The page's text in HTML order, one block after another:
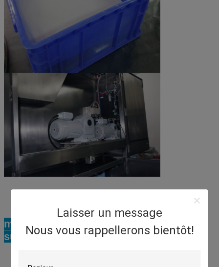
Laisser un message
Nous vous rappellerons bientôt!
Vidéo de notre
machine de déshydratation cryogénique
sur YouTube